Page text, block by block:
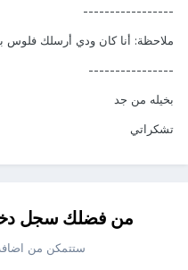
-----------------
ملاحظة: أنا كان ودي أرسلك فلوس
----------------
بخيله من جد
تشكراتي
من فضلك سجل
ستتمكن من اضافه